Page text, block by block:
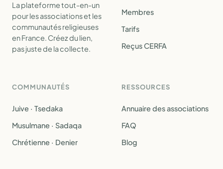
La plateforme tout-en-un
pour les associations et les
communautés religieuses
en France. Créez du lien,
pas juste de la collecte.
Membres
Tarifs
Reçus CERFA
COMMUNAUTÉS
Juive · Tsedaka
Musulmane · Sadaqa
Chrétienne · Denier
RESSOURCES
Annuaire des associations
FAQ
Blog